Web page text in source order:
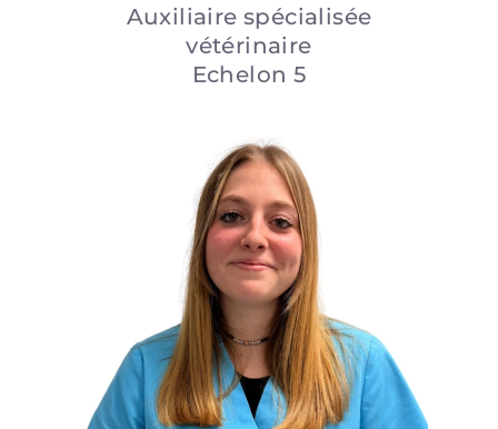
Auxiliaire spécialisée
vétérinaire
Echelon 5